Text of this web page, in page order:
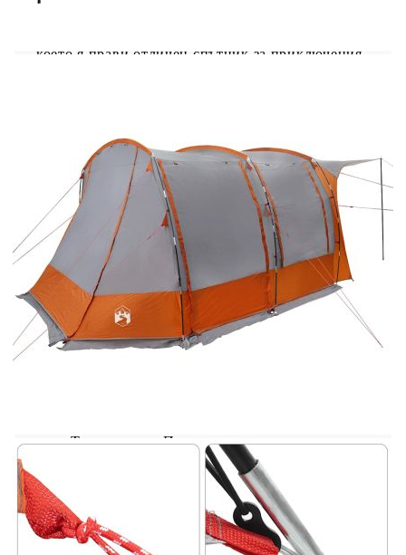
поток и осигурява изобилие от естествена
което я прави отличен спътник за приключения
чанта за носене за лесно транспортиране.
Предупреждение:Дръжте всички източници на
пламък и топлина далеч от тъканта на този
продукт.
Цвят: Сив и оранжев
Материал: 185T полиестер с PU покритие
Външни размери на палатката: 403 x 325 x
209 см (Д x Ш x В)
Вътрешни размери на палатката: 230 x 140
x 196 см (Д x Ш x В)
Тип палатка: Палатка за кола
Брой врати: 1